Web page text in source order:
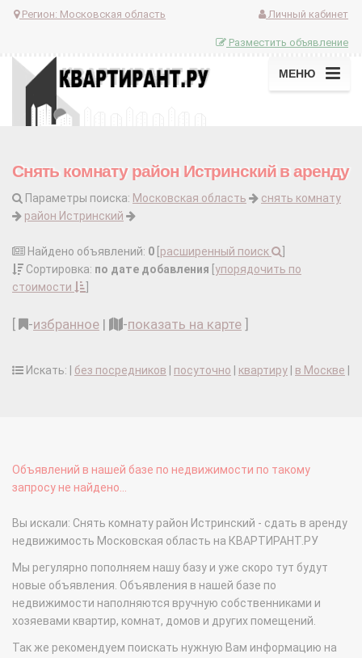
Регион: Московская область Личный кабинет
Разместить объявление
МЕНЮ
Снять комнату район Истринский в аренду
Параметры поиска: Московская область
снять комнату
район Истринский
Найдено объявлений: 0 расширенный поиск
Сортировка: по дате добавления упорядочить по
стоимости
-избранное | -показать на карте
Искать: | без посредников посуточно квартиру в Москве
Объявлений в нашей базе по недвижимости по такому
запросу не найдено...
Вы искали: Снять комнату район Истринский - сдать в аренду
недвижимость Московская область на КВАРТИРАНТ.РУ
Мы регулярно пополняем нашу базу и уже скоро тут будут
новые объявления. Объявления в нашей базе по
недвижимости наполняются вручную собственниками и
хозяевами квартир, комнат, домов и других помещений.
Так же рекомендуем поискать нужную Вам информацию на